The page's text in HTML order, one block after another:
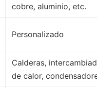
cobre, aluminio, etc.
Personalizado
Calderas,
de calor,